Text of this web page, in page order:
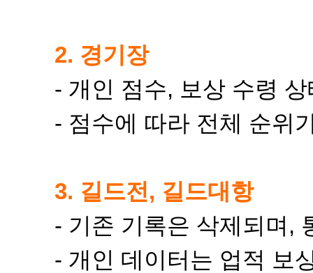
2. 경기장
- 개인 점수, 보상 수령
- 점수에 따라 전체 순위
3. 길드전, 길드대항
- 기존 기록은 삭제되며,
- 개인 데이터는 업적 보